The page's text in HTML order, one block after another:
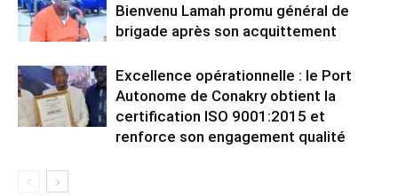
Bienvenu Lamah promu général de
brigade après son acquittement
Excellence opérationnelle : le Port
Autonome de Conakry obtient la
certification ISO 9001:2015 et
renforce son engagement qualité